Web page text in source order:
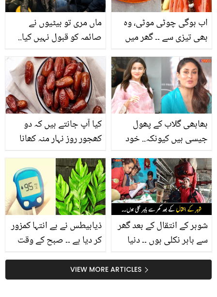
ماں مری تو بیٹیوں نے
صائمہ کو قبول نہیں کیا..
سوتیلے بچوں کے دل میں
جگہ بنانے کے لئے صائمہ نے
کیا کچھ کیا؟ سید نور کے
انکشافات
اب ہوگی چوٹی موٹی، وہ
بھی تیزی سے ۔۔ گھر میں
بنائیں ایسا زبردست ہیئر
لوشن، جو مہنگے پروڈکٹس
کی چھٹی کردے
کیا آپ جانتے ہیں کہ دو
کھجور روز نہار منہ کھانا
جسم میں کیا تبدیلی لاتا ہے
بھابھی گلاب کے پھول
جیسی ہیں کیونکہ.. خود
پسند کرینہ کپور پہلی بار
بھابھی کی تعریف کرنے پر
کیوں مجبور ہوگئیں؟
ذیابیطس نے بے انتہا کمزور
کر دیا ہے ۔۔ صبح کے وقت
کون سی جڑی بوٹیوں کے
استعمال سے ذیابیطس کو
کنٹرول کیا جا سکتا ہے
شوہر کے انتقال کے بعد گھر
سے باہر نکلی ہوں ۔۔ دنیا
کی پہلی خاتون کلی مردوں
کے ساتھ کیسے کام کرتی ہے
اور یہ اس کے ساتھ کیسا
VIEW MORE ARTICLES